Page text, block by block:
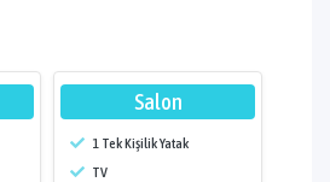
Salon
1 Tek Kişilik Yatak
TV